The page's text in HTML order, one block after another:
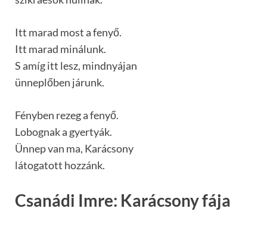
Itt marad most a fenyő.
Itt marad minálunk.
S amíg itt lesz, mindnyájan
ünneplőben járunk.
Fényben rezeg a fenyő.
Lobognak a gyertyák.
Ünnep van ma, Karácsony
látogatott hozzánk.
Csanádi Imre: Karácsony fája